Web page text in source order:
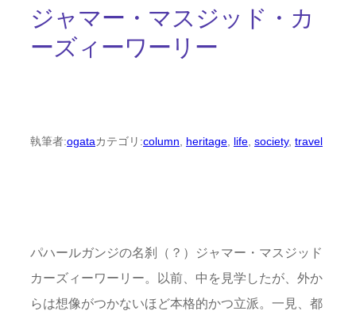
ジャマー・マスジッド・カ
ーズィーワーリー
執筆者:ogataカテゴリ:column heritage life society, travel
パハールガンジの名刹（？）ジャマー・マスジッド
カーズィーワーリー。以前、中を見学したが、外か
らは想像がつかないほど本格的かつ立派。一見、都